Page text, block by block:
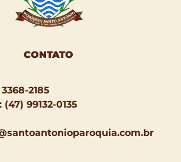
CONTATO
2185
99132-0135